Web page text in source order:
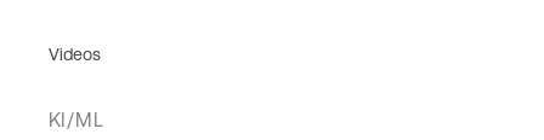
Videos
KI/ML